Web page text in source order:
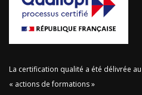
La certification qualité a été délivrée
« actions de formations »